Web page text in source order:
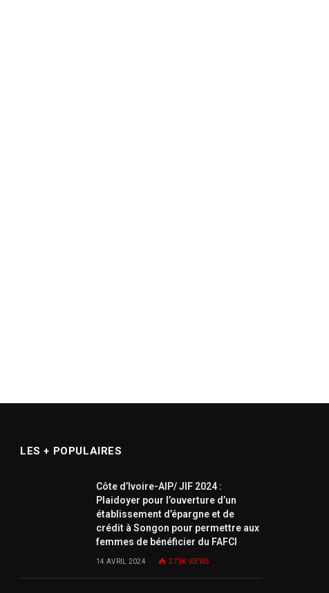
LES + POPULAIRES
Côte d’Ivoire-AIP/ JIF 2024 :
Plaidoyer pour l’ouverture d’un
établissement d’épargne et de
crédit à Songon pour permettre aux
femmes de bénéficier du FAFCI
14 AVRIL 2024 273K VIEWS